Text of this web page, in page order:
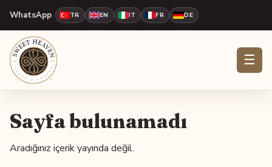
WhatsApp TR EN IT FR DE
☰
Sayfa bulunamadı
Aradığınız içerik yayında değil.